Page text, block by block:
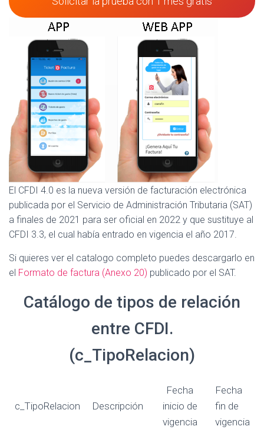
El CFDI 4.0 es la nueva versión de facturación electrónica
publicada por el Servicio de Administración Tributaria (SAT)
a finales de 2021 para ser oficial en 2022 y que sustituye al
CFDI 3.3, el cual había entrado en vigencia el año 2017.
Si quieres ver el catalogo completo puedes descargarlo en
el Formato de factura (Anexo 20) publicado por el SAT.
Catálogo de tipos de relación
entre CFDI.
(c_TipoRelacion)
c_TipoRelacion Descripción
Fecha
inicio de
vigencia
Fecha
fin de
vigencia